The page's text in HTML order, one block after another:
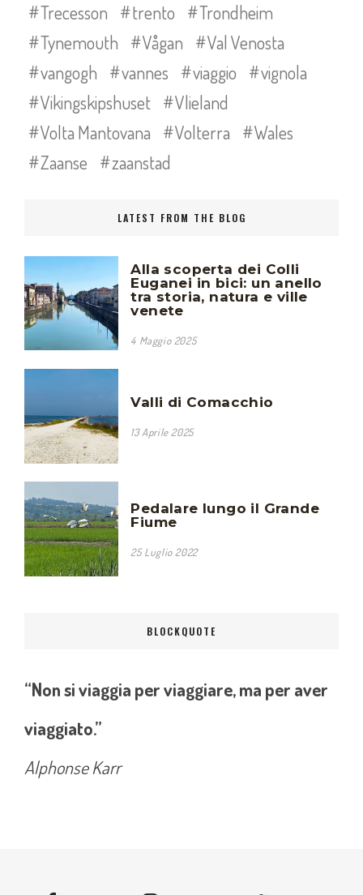
Trecesson
trento
Trondheim
Tynemouth
Vågan
Val Venosta
vangogh
vannes viaggio
vignola
Vikingskipshuset
Vlieland
Volta Mantovana
Volterra
Wales
Zaanse
zaanstad
LATEST FROM THE BLOG
Alla scoperta dei Colli
Euganei in bici: un anello
tra storia, natura e ville
venete
4 Maggio 2025
Valli di Comacchio
13 Aprile 2025
Pedalare lungo il Grande
Fiume
25 Luglio 2022
BLOCKQUOTE
“Non si viaggia per viaggiare, ma per aver
viaggiato.”
Alphonse Karr